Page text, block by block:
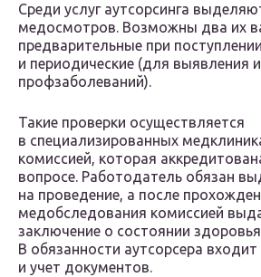
Среди услуг аутсорсинга
медосмотров. Возможны два их
предварительные при
и периодические (для выявления
профзаболеваний).
Такие проверки осуществляется
в специализированных
комиссией, которая
вопросе. Работодатель обязан
на проведение, а после
медобследования комиссией
заключение о состоянии
В обязанности аутсорсера
и учет документов.